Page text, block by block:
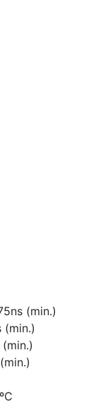
(min.)
(min.)